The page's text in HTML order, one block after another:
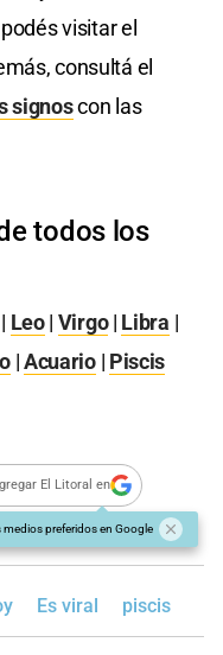
visitar el
consultá el
signoscon las
todos los
Leo| Virgo| Libra |
|Acuario| Piscis
El Litoral en
medios preferidos en Google
Es viral piscis